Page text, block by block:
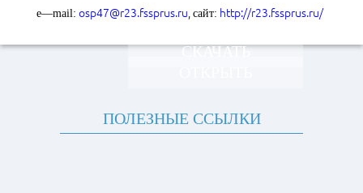
e—mail: osp47@r23.fssprus.ru сайт: http://r23.fssprus.ru/
СКАЧАТЬ
ПОЛЕЗНЫЕ ССЫЛКИ